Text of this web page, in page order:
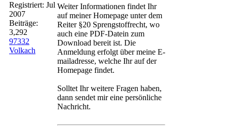
Registriert: Jul
2007
Beiträge:
3,292
97332
Volkach
Weiter Informationen findet Ihr
auf meiner Homepage unter dem
Reiter §20 Sprengstoffrecht, wo
auch eine PDF-Datein zum
Download bereit ist. Die
Anmeldung erfolgt über meine E-
mailadresse, welche Ihr auf der
Homepage findet.
Solltet Ihr weitere Fragen haben,
dann sendet mir eine persönliche
Nachricht.